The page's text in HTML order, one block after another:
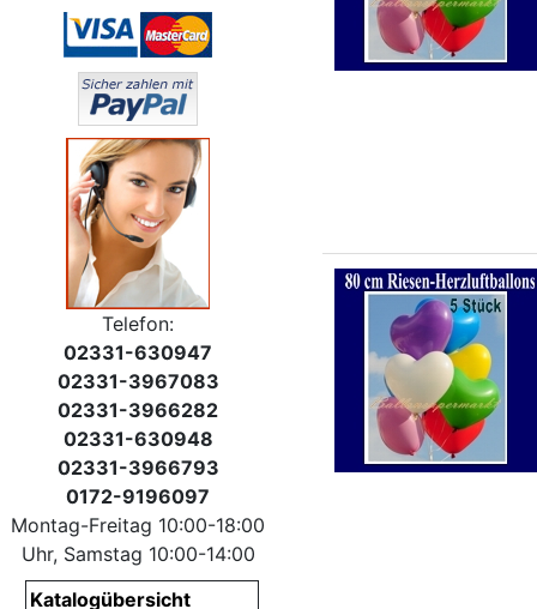
Telefon:
02331-630947
02331-3967083
02331-3966282
02331-630948
02331-3966793
0172-9196097
Montag-Freitag 10:00-18:00
Uhr, Samstag 10:00-14:00
Katalogübersicht